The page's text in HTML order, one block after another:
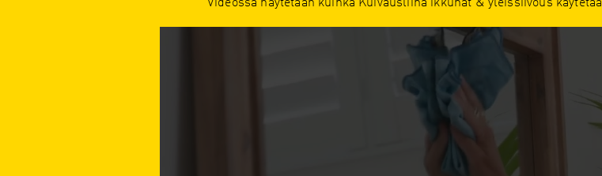
Videossa näytetään kuinka Kuivausliina ikkunat & yleissiivous